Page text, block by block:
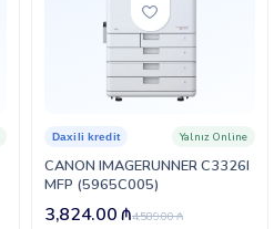
CANON IMAGERUNNER C3326I
MFP (5965C005)
Daxili kredit Yalnız Online
4,589.00₼
3,824.00₼